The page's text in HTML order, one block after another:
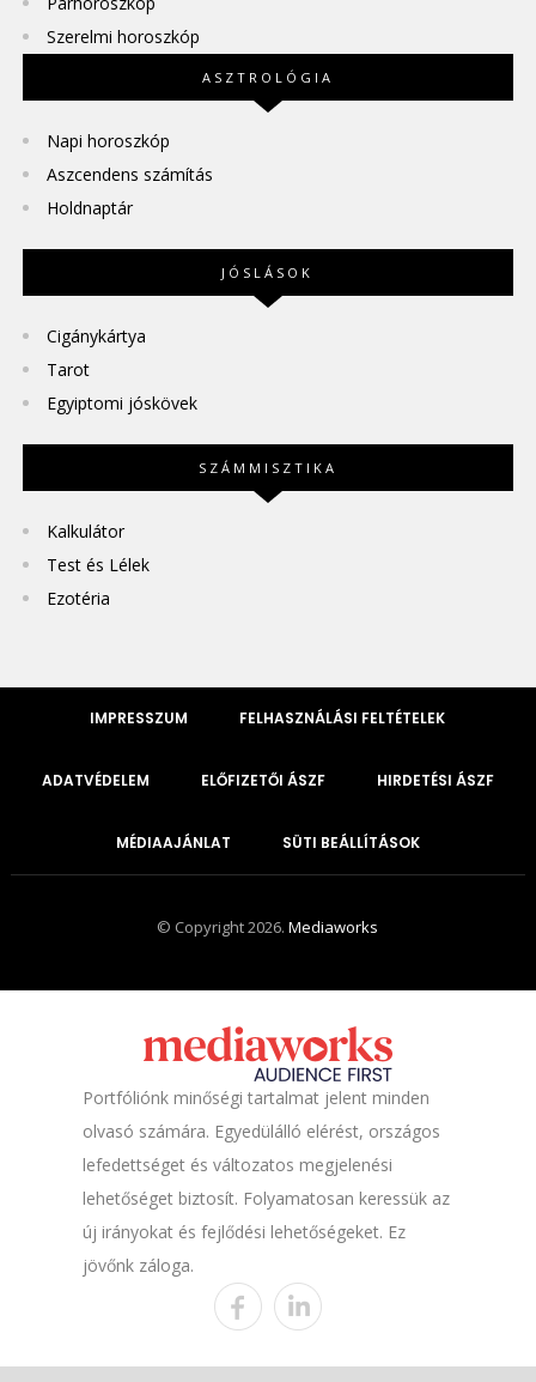
Szerelmi horoszkóp
ASZTROLÓGIA
Napi horoszkóp
Aszcendens számítás
Holdnaptár
JÓSLÁSOK
Cigánykártya
Tarot
Egyiptomi jóskövek
SZÁMMISZTIKA
Kalkulátor
Test és Lélek
Ezotéria
IMPRESSZUM FELHASZNÁLÁSI FELTÉTELEK
ADATVÉDELEM ELŐFIZETŐI ÁSZF HIRDETÉSI ÁSZF
MÉDIAAJÁNLAT SÜTI BEÁLLÍTÁSOK
© Copyright 2026.Mediaworks
Portfóliónk minőségi tartalmat jelent minden
olvasó számára. Egyedülálló elérést, országos
lefedettséget és változatos megjelenési
lehetőséget biztosít. Folyamatosan keressük az
új irányokat és fejlődési lehetőségeket. Ez
jövőnk záloga.